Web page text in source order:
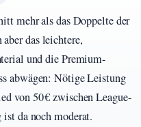
mehr als das Doppelte der
das leichtere,
und die Premium-
abwägen: Nötige Leistung
von 50 € zwischen League-
da noch moderat.